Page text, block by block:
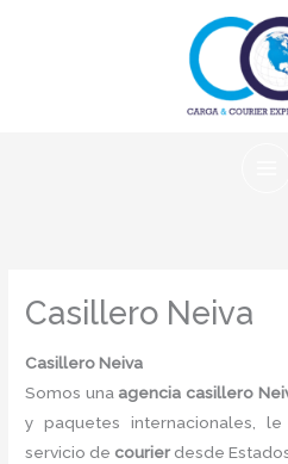
Casillero Neiva
Casillero Neiva
Somos una agencia casillero
y paquetes internacionales,
servicio de courier desde